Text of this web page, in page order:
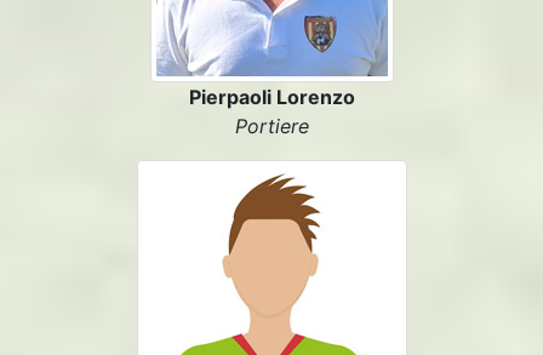
Pierpaoli Lorenzo
Portiere